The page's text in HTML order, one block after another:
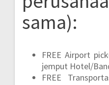
sama):
FREE Airport
jemput Hotel/
FREE